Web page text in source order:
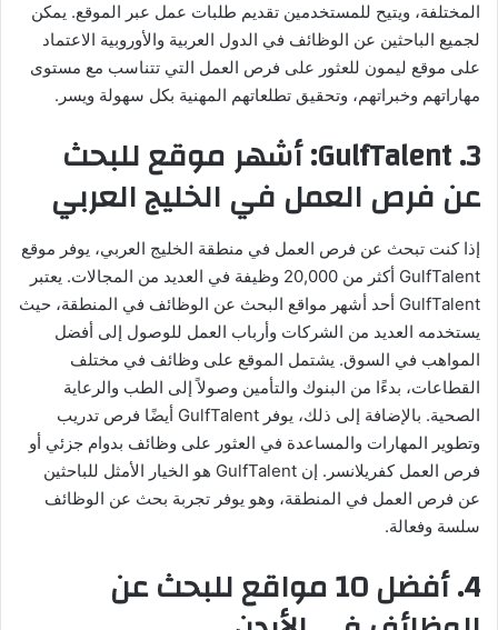
المختلفة، ويتيح للمستخدمين تقديم طلبات عمل عبر الموقع. يمكن
لجميع الباحثين عن الوظائف في الدول العربية والأوروبية الاعتماد
على موقع ليمون للعثور على فرص العمل التي تتناسب مع مستوى
مهاراتهم وخبراتهم، وتحقيق تطلعاتهم المهنية بكل سهولة ويسر.
3. GulfTalent: أشهر موقع للبحث
عن فرص العمل في الخليج العربي
إذا كنت تبحث عن فرص العمل في منطقة الخليج العربي، يوفر موقع
GulfTalent أكثر من 20,000 وظيفة في العديد من المجالات. يعتبر
GulfTalent أحد أشهر مواقع البحث عن الوظائف في المنطقة، حيث
يستخدمه العديد من الشركات وأرباب العمل للوصول إلى أفضل
المواهب في السوق. يشتمل الموقع على وظائف في مختلف
القطاعات، بدءًا من البنوك والتأمين وصولاً إلى الطب والرعاية
الصحية. بالإضافة إلى ذلك، يوفر GulfTalent أيضًا فرص تدريب
وتطوير المهارات والمساعدة في العثور على وظائف بدوام جزئي أو
فرص العمل كفريلانسر. إن GulfTalent هو الخيار الأمثل للباحثين
عن فرص العمل في المنطقة، وهو يوفر تجربة بحث عن الوظائف
سلسة وفعالة.
4. أفضل 10 مواقع للبحث عن